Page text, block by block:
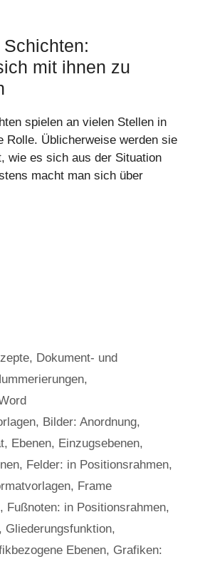
mit ihnen zu
spielen an vielen Stellen in
Rolle. Üblicherweise werden sie
wie es sich aus der Situation
macht man sich über
, Dokument- und
,
, Bilder: Anordnung,
, Ebenen, Einzugsebenen,
, Felder: in Positionsrahmen,
, Frame
, Fußnoten: in Positionsrahmen,
, Gliederungsfunktion,
Ebenen, Grafiken: